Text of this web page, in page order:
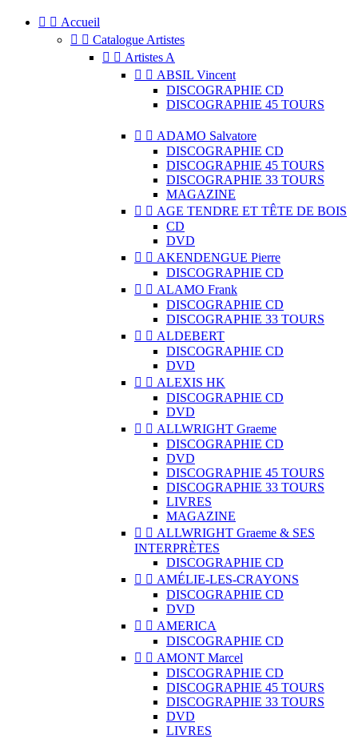
  Accueil
  Catalogue Artistes
  Artistes A
  ABSIL Vincent
DISCOGRAPHIE CD
DISCOGRAPHIE 45 TOURS
  ADAMO Salvatore
DISCOGRAPHIE CD
DISCOGRAPHIE 45 TOURS
DISCOGRAPHIE 33 TOURS
MAGAZINE
  AGE TENDRE ET TÊTE DE BOIS
CD
DVD
  AKENDENGUE Pierre
DISCOGRAPHIE CD
  ALAMO Frank
DISCOGRAPHIE CD
DISCOGRAPHIE 33 TOURS
  ALDEBERT
DISCOGRAPHIE CD
DVD
  ALEXIS HK
DISCOGRAPHIE CD
DVD
  ALLWRIGHT Graeme
DISCOGRAPHIE CD
DVD
DISCOGRAPHIE 45 TOURS
DISCOGRAPHIE 33 TOURS
LIVRES
MAGAZINE
  ALLWRIGHT Graeme & SES
INTERPRÈTES
DISCOGRAPHIE CD
  AMÉLIE-LES-CRAYONS
DISCOGRAPHIE CD
DVD
  AMERICA
DISCOGRAPHIE CD
  AMONT Marcel
DISCOGRAPHIE CD
DISCOGRAPHIE 45 TOURS
DISCOGRAPHIE 33 TOURS
DVD
LIVRES